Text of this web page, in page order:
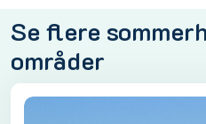
Se flere
områder